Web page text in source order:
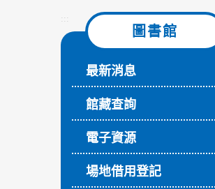
:::
圖書館
最新消息
館藏查詢
電子資源
場地借用登記